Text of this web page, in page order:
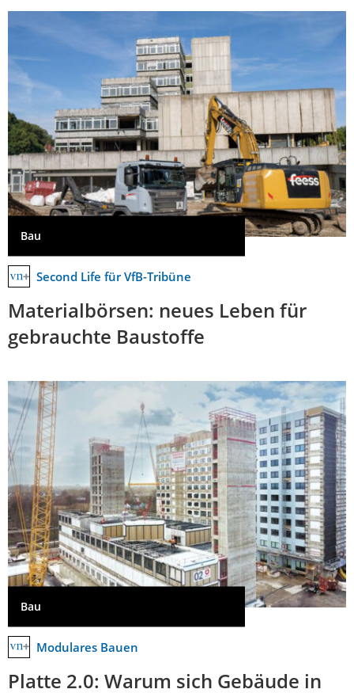
Bau
Second Life für VfB-Tribüne
Materialbörsen: neues Leben für
gebrauchte Baustoffe
Bau
Modulares Bauen
Platte 2.0: Warum sich Gebäude in